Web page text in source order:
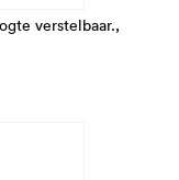
verstelbaar.,